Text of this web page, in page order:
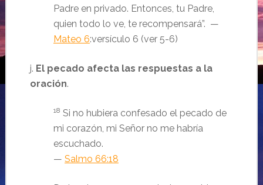
Padre en privado. Entonces, tu Padre,
quien todo lo ve, te recompensará”. —
Mateo 6:versículo 6 (ver 5-6)
j. El pecado afecta las respuestas a la
oración.
18 Si no hubiera confesado el pecado de
mi corazón, mi Señor no me habría
escuchado.
— Salmo 66:18